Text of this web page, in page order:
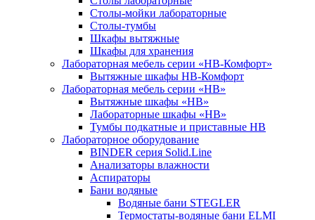
Столы-мойки лабораторные
Столы-тумбы
Шкафы вытяжные
Шкафы для хранения
Лабораторная мебель серии «НВ-Комфорт»
Вытяжные шкафы НВ-Комфорт
Лабораторная мебель серии «НВ»
Вытяжные шкафы «НВ»
Лабораторные шкафы «НВ»
Тумбы подкатные и приставные НВ
Лабораторное оборудование
BINDER серия Solid.Line
Анализаторы влажности
Аспираторы
Бани водяные
Водяные бани STEGLER
Термостаты-водяные бани ELMI